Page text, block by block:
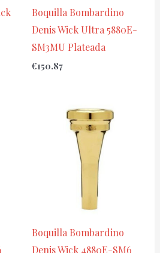
Boquilla Bombardino
Denis Wick Ultra 5880E-
SM3MU Plateada
€150.87
Boquilla Bombardino
Denis Wick 4880E-SM6